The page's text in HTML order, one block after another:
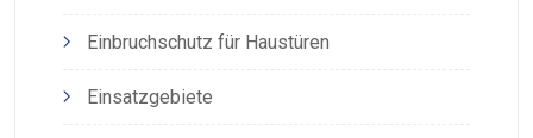
Einbruchschutz für Haustüren
Einsatzgebiete